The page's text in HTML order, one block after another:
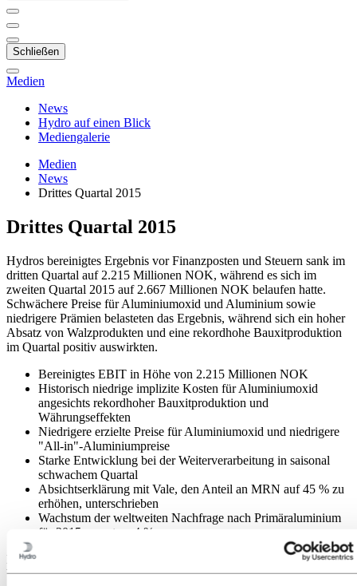
Schließen
Medien
News
Hydro auf einen Blick
Mediengalerie
Medien
News
Drittes Quartal 2015
Drittes Quartal 2015
Hydros bereinigtes Ergebnis vor Finanzposten und Steuern sank im
dritten Quartal auf 2.215 Millionen NOK, während es sich im
zweiten Quartal 2015 auf 2.667 Millionen NOK belaufen hatte.
Schwächere Preise für Aluminiumoxid und Aluminium sowie
niedrigere Prämien belasteten das Ergebnis, während sich ein hoher
Absatz von Walzprodukten und eine rekordhohe Bauxitproduktion
im Quartal positiv auswirkten.
Bereinigtes EBIT in Höhe von 2.215 Millionen NOK
Historisch niedrige implizite Kosten für Aluminiumoxid
angesichts rekordhoher Bauxitproduktion und
Währungseffekten
Niedrigere erzielte Preise für Aluminiumoxid und niedrigere
"All-in"-Aluminiumpreise
Starke Entwicklung bei der Weiterverarbeitung in saisonal
schwachem Quartal
Absichtserklärung mit Vale, den Anteil an MRN auf 45 % zu
erhöhen, unterschrieben
Wachstum der weltweiten Nachfrage nach Primäraluminium
für 2015 von etwa 4 %
Das bereinigte EBIT für Bauxite & Alumina erhöhte sich im
Vergleich zum zweiten Quartal, ausschlaggebend dafür waren vor